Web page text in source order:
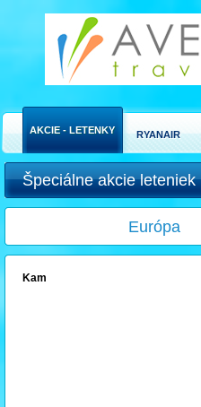
AKCIE - LETENKY RYANAIR
Špeciálne akcie leteniek
Európa
Kam